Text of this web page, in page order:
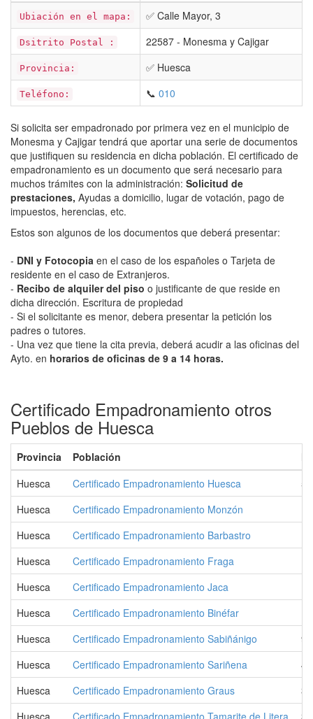
Ubiación en el mapa: ✅ Calle Mayor, 3
Dsitrito Postal : 22587 - Monesma y Cajigar
Provincia: ✅ Huesca
Teléfono: 📞 010
Si solicita ser empadronado por primera vez en el municipio de
Monesma y Cajigar tendrá que aportar una serie de documentos
que justifiquen su residencia en dicha población. El certificado de
empadronamiento es un documento que será necesario para
muchos trámites con la administración: Solicitud de
prestaciones, Ayudas a domicilio, lugar de votación, pago de
impuestos, herencias, etc.
Estos son algunos de los documentos que deberá presentar:
- DNI y Fotocopia en el caso de los españoles o Tarjeta de
residente en el caso de Extranjeros.
- Recibo de alquiler del piso o justificante de que reside en
dicha dirección. Escritura de propiedad
- Si el solicitante es menor, debera presentar la petición los
padres o tutores.
- Una vez que tiene la cita previa, deberá acudir a las oficinas del
Ayto. en horarios de oficinas de 9 a 14 horas.
Certificado Empadronamiento otros
Pueblos de Huesca
Provincia Población
Huesca
Certificado Empadronamiento Huesca
Huesca
Certificado Empadronamiento Monzón
Huesca
Certificado Empadronamiento Barbastro
Huesca
Certificado Empadronamiento Fraga
Huesca
Certificado Empadronamiento Jaca
Huesca
Certificado Empadronamiento Binéfar
Huesca
Certificado Empadronamiento Sabiñánigo
Huesca
Certificado Empadronamiento Sariñena
Huesca
Certificado Empadronamiento Graus
Huesca
Certificado Empadronamiento Tamarite de Litera